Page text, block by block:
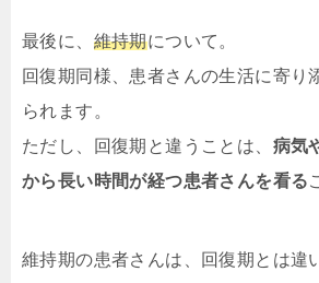
最後に、 維持期について。
回復期同様、患者さんの生活に寄り
られます。
ただし、回復期と違うことは、 病気
から長い時間が経つ患者さんを看る
維持期の患者さんは、回復期とは違